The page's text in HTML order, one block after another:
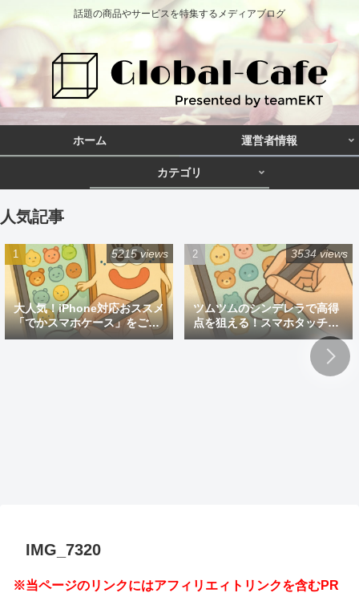
話題の商品やサービスを特集するメディアブログ
ホーム 運営者情報
カテゴリ
人気記事
大人気！iPhone対応おススメ
「でかスマホケース」をご紹
介
5215 views
ツムツムのシンデレラで高得
点を狙える！スマホタッチペ
ン
3534 views
IMG_7320
※当ページのリンクにはアフィリエィトリンクを含むPR